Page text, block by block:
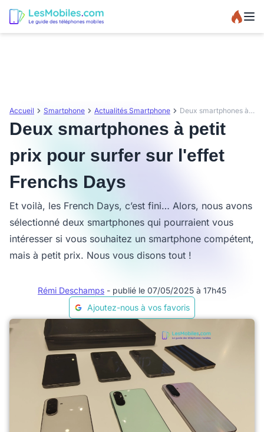
Accueil Smartphone Actualités Smartphone Deux smartphones à petit prix pour surfer sur l'effet Frenchs Days
Deux smartphones à petit
prix pour surfer sur l'effet
Frenchs Days
Et voilà, les French Days, c’est fini… Alors, nous avons
sélectionné deux smartphones qui pourraient vous
intéresser si vous souhaitez un smartphone compétent,
mais à petit prix. Nous vous disons tout !
Rémi Deschamps - publié le 07/05/2025 à 17h45
Ajoutez-nous à vos favoris